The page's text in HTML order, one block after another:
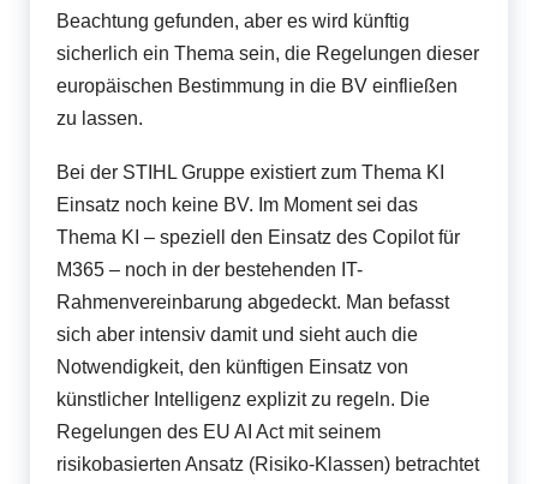
Beachtung gefunden, aber es wird künftig
sicherlich ein Thema sein, die Regelungen dieser
europäischen Bestimmung in die BV einfließen
zu lassen.
Bei der STIHL Gruppe existiert zum Thema KI
Einsatz noch keine BV. Im Moment sei das
Thema KI – speziell den Einsatz des Copilot für
M365 – noch in der bestehenden IT-
Rahmenvereinbarung abgedeckt. Man befasst
sich aber intensiv damit und sieht auch die
Notwendigkeit, den künftigen Einsatz von
künstlicher Intelligenz explizit zu regeln. Die
Regelungen des EU AI Act mit seinem
risikobasierten Ansatz (Risiko-Klassen) betrachtet